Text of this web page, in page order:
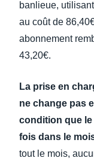
banlieue,
au coût de
abonnement
43,20€.
La prise en
ne change pas
condition que
fois dans le
tout le mois,